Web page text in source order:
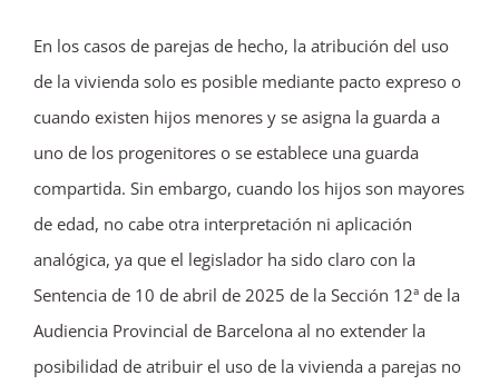
En los casos de parejas de hecho, la atribución del uso
de la vivienda solo es posible mediante pacto expreso o
cuando existen hijos menores y se asigna la guarda a
uno de los progenitores o se establece una guarda
compartida. Sin embargo, cuando los hijos son mayores
de edad, no cabe otra interpretación ni aplicación
analógica, ya que el legislador ha sido claro con la
Sentencia de 10 de abril de 2025 de la Sección 12ª de la
Audiencia Provincial de Barcelona al no extender la
posibilidad de atribuir el uso de la vivienda a parejas no